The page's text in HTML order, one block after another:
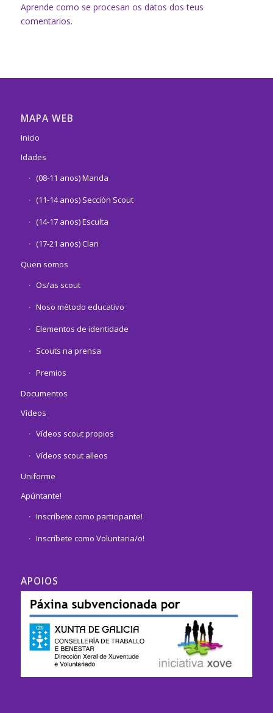
Aprende como se procesan os datos dos teus
comentarios.
MAPA WEB
Inicio
Idades
(08-11 anos) Manda
(11-14 anos) Sección Scout
(14-17 anos) Esculta
(17-21 anos) Clan
Quen somos
Os/as scout
Noso método educativo
Elementos de identidade
Scouts na prensa
Premios
Documentos
Vídeos
Vídeos scout propios
Vídeos scout alleos
Uniforme
Apúntante!
Inscríbete como participante!
Inscríbete como Voluntaria/o!
APOIOS